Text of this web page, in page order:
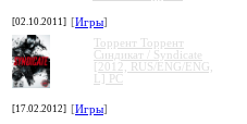
[02.10.2011] [Игры]
Торрент Торрент
Cиндикат / Syndicate
[2012, RUS/ENG/ENG,
L] PC
[17.02.2012] [Игры]